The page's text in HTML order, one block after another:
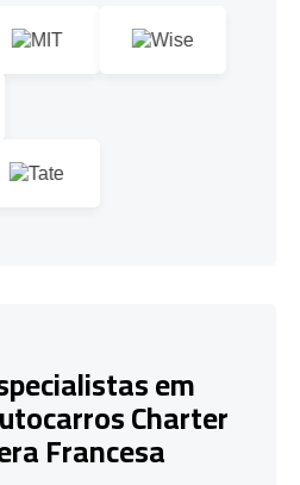
em
Charter
Francesa